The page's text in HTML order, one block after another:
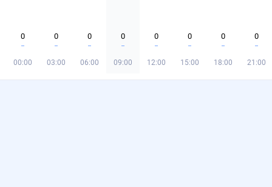
0
00:00
0
03:00
0
06:00
0
09:00
0
12:00
0
15:00
0
18:00
0
21:00